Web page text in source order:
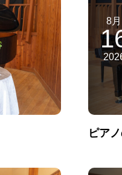
8月
ピア